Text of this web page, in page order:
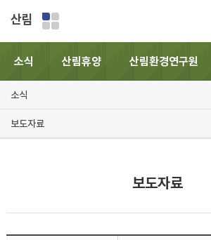
산림
소식 산림휴양 산림환경연구원
소식
보도자료
보도자료